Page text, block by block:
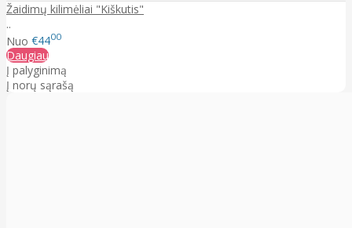
Žaidimų kilimėliai "Kiškutis"
..
Nuo €4400
Daugiau
Į palyginimą
Į norų sąrašą